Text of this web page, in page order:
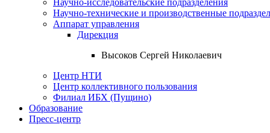
Научно-технические и производственные
Аппарат управления
Дирекция
Высоков Сергей Николаевич
Центр НТИ
Центр коллективного пользования
Филиал ИБХ (Пущино)
Образование
Пресс-центр